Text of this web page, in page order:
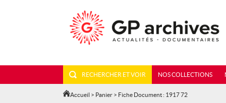
RECHERCHER ET VOIR NOS COLLECTIONS
Accueil > Panier > Fiche Document : 1917 72